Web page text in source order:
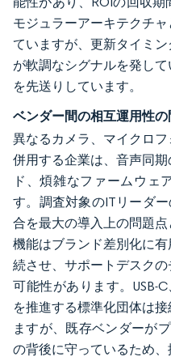
モジュラーアーキテクチ
ていますが、更新タイミ
が軟調なシグナルを発し
を先送りしています。
ベンダー間の相互運用性の
異なるカメラ、マイクロ
併用する企業は、音声同
ド、煩雑なファームウェ
す。調査対象のITリーダ
合を最大の導入上の問題
機能はブランド差別化に
続させ、サポートデスク
可能性があります。USB-
を推進する標準化団体は
ますが、既存ベンダーが
の背後に守っているため